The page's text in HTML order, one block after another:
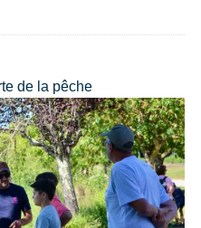
de la pêche